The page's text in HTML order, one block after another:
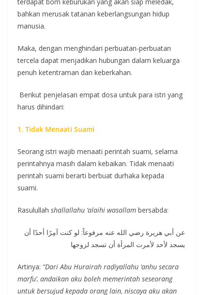
bahkan merusak tatanan keberlangsungan hidup
manusia.
Maka, dengan menghindari perbuatan-perbuatan
tercela dapat menjadikan hubungan dalam keluarga
penuh ketentraman dan keberkahan.
Berikut penjelasan empat dosa untuk para istri yang
harus dihindari:
1. Tidak Menaati Suami
Seorang istri wajib menaati perintah suami, selama
perintahnya masih dalam kebaikan. Tidak menaati
perintah suami berarti berbuat durhaka kepada
suami.
Rasulullah shallallahu ‘alaihi wasallam bersabda:
عن أبي هريرة رضي الله عنه مرفوعاً: لو كنت آمِرًا أحدًا أن
يسجد لأحد لأمرت المرأة أن تسجد لزوجها
Artinya: “Dari Abu Hurairah raḍiyallahu ‘anhu secara
marfu’, andaikan aku boleh memerintah seseorang
untuk bersujud kepada orang lain, niscaya aku akan